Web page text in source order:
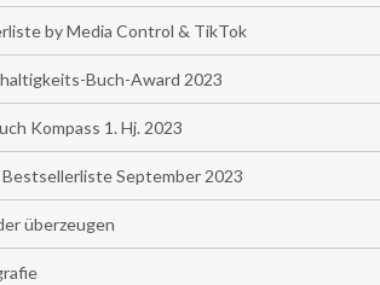
by Media Control & TikTok
Buch-Award 2023
Kompass 1. Hj. 2023
September 2023
überzeugen